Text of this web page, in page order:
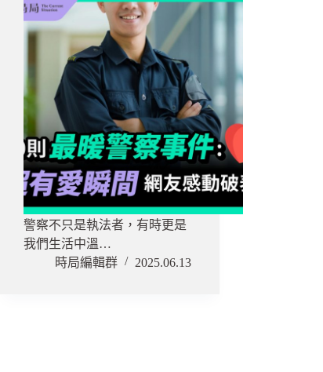
警察不只是執法者，有時更是
我們生活中溫…
時局編輯群
2025.06.13